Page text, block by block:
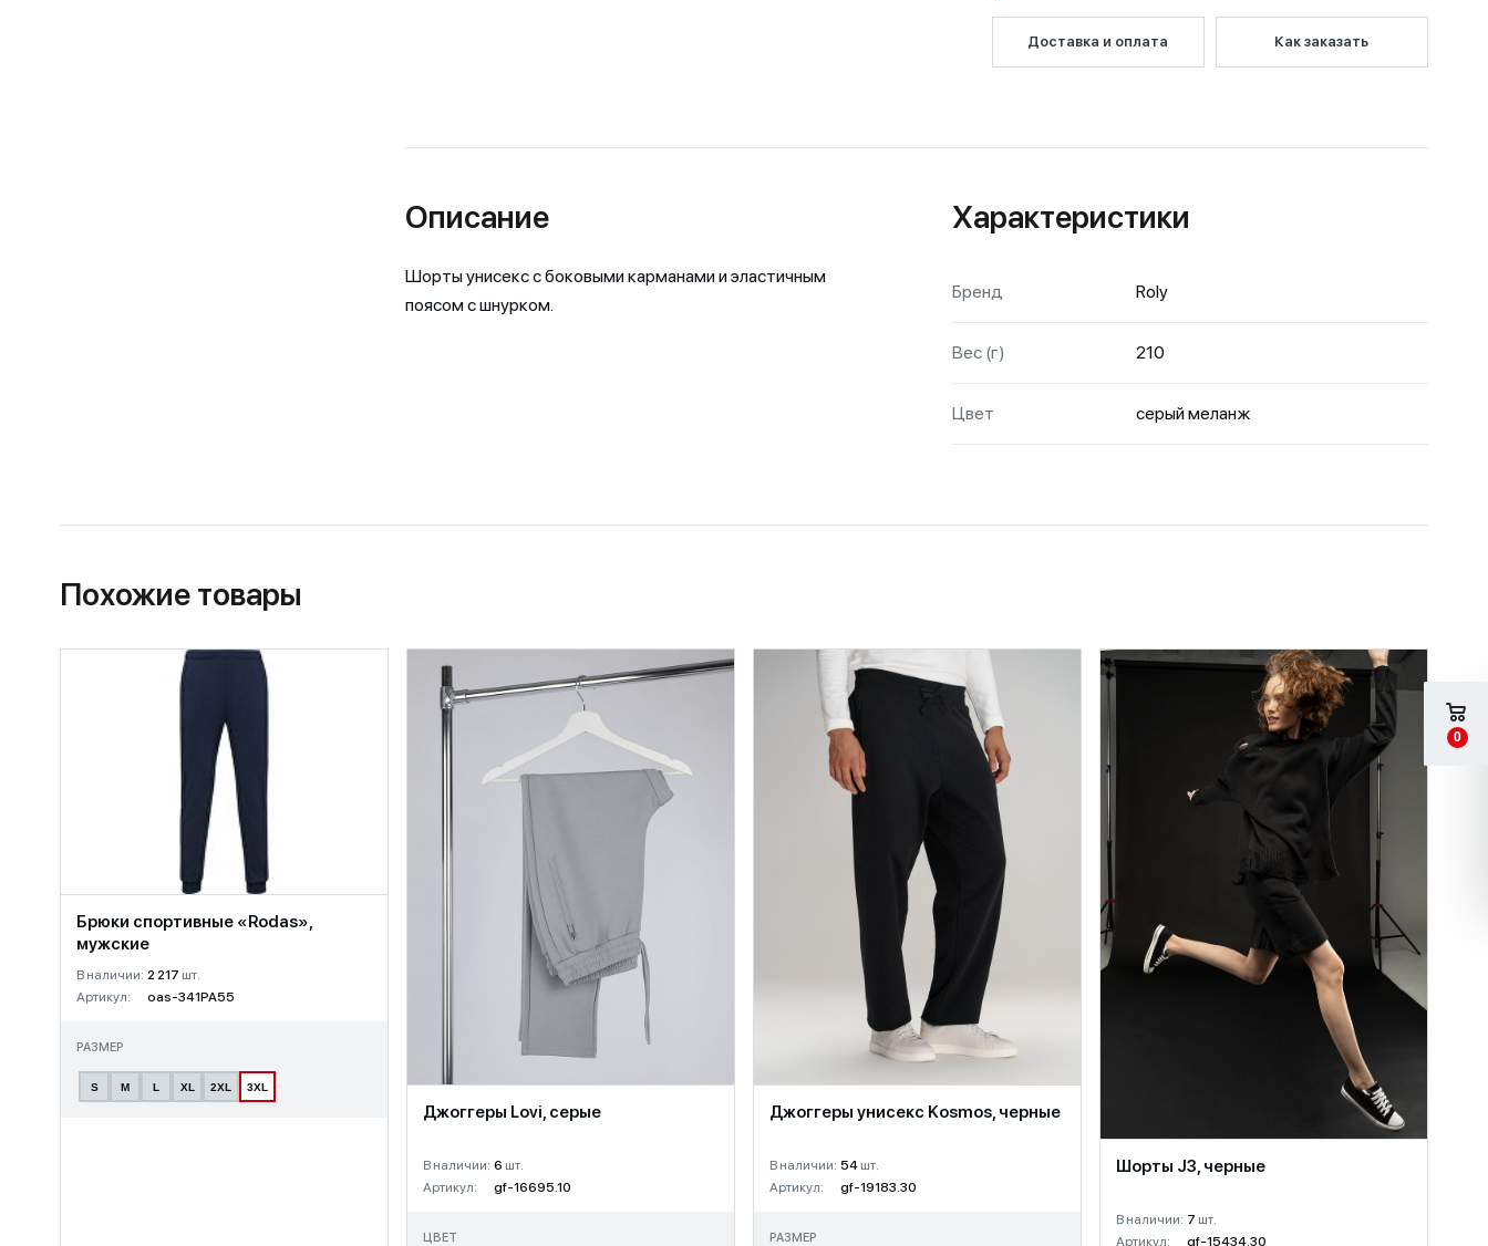
Доставка и оплата Как заказать
Описание
Шорты унисекс с боковыми карманами и эластичным
поясом с шнурком.
Характеристики
Бренд Roly
Вес (г) 210
Цвет серый меланж
Похожие товары
Брюки спортивные «Rodas»,
мужские
В наличии: 2 217 шт.
Артикул:
oas-341PA55
РАЗМЕР
S M L XL 2XL 3XL
Джоггеры Lovi, серые
В наличии: 6 шт.
Артикул:
gf-16695.10
ЦВЕТ
Джоггеры унисекс Kosmos, черные
В наличии: 54 шт.
Артикул:
gf-19183.30
РАЗМЕР
Шорты J3, черные
В наличии: 7 шт.
Артикул:
gf-15434.30
0